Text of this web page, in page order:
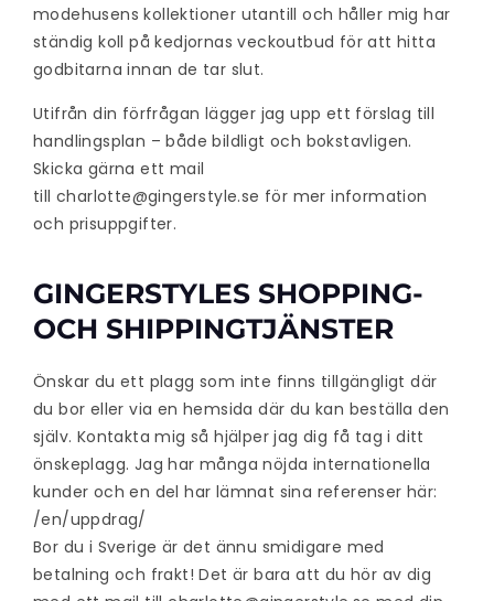
modehusens kollektioner utantill och håller mig har
ständig koll på kedjornas veckoutbud för att hitta
godbitarna innan de tar slut.
Utifrån din förfrågan lägger jag upp ett förslag till
handlingsplan – både bildligt och bokstavligen.
Skicka gärna ett mail
till charlotte@gingerstyle.se för mer information
och prisuppgifter.
GINGERSTYLES SHOPPING-
OCH SHIPPINGTJÄNSTER
Önskar du ett plagg som inte finns tillgängligt där
du bor eller via en hemsida där du kan beställa den
själv. Kontakta mig så hjälper jag dig få tag i ditt
önskeplagg. Jag har många nöjda internationella
kunder och en del har lämnat sina referenser här:
/en/uppdrag/
Bor du i Sverige är det ännu smidigare med
betalning och frakt! Det är bara att du hör av dig